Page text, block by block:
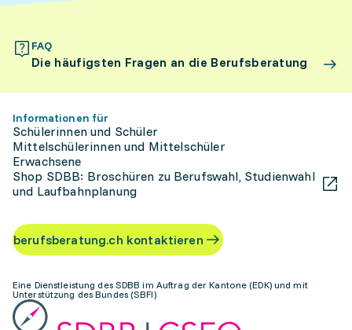
FAQ
Die häufigsten Fragen an die Berufsberatung
Informationen für
Schülerinnen und Schüler
Mittelschülerinnen und Mittelschüler
Erwachsene
Shop SDBB: Broschüren zu Berufswahl, Studienwahl
und Laufbahnplanung
berufsberatung.ch kontaktieren
Eine Dienstleistung des SDBB im Auftrag der Kantone (EDK) und mit
Unterstützung des Bundes (SBFI)